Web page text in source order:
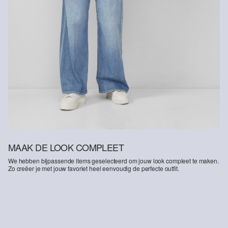
MAAK DE LOOK COMPLEET
We hebben bijpassende items geselecteerd om jouw look compleet te maken.
Zo creëer je met jouw favoriet heel eenvoudig de perfecte outfit.